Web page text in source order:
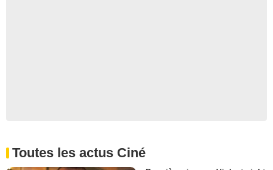
Toutes les actus Ciné